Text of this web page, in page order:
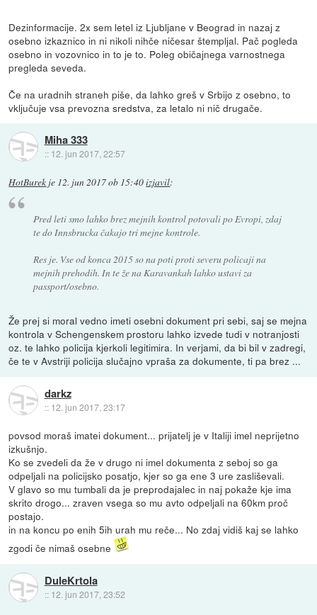
Dezinformacije. 2x sem letel iz Ljubljane v Beograd in nazaj z
osebno izkaznico in ni nikoli nihče ničesar štempljal. Pač pogleda
osebno in vozovnico in to je to. Poleg običajnega varnostnega
pregleda seveda.
Če na uradnih straneh piše, da lahko greš v Srbijo z osebno, to
vključuje vsa prevozna sredstva, za letalo ni nič drugače.
Miha 333
:: 12. jun 2017, 22:57
HotBurek je 12. jun 2017 ob 15:40izjavil:
Pred leti smo lahko brez mejnih kontrol potovali po Evropi, zdaj
te do Innsbrucka čakajo tri mejne kontrole.
Res je. Vse od konca 2015 so na poti proti severu policaji na
mejnih prehodih. In te že na Karavankah lahko ustavi za
passport/osebno.
Že prej si moral vedno imeti osebni dokument pri sebi, saj se mejna
kontrola v Schengenskem prostoru lahko izvede tudi v notranjosti
oz. te lahko policija kjerkoli legitimira. In verjami, da bi bil v zadregi,
če te v Avstriji policija slučajno vpraša za dokumente, ti pa brez ...
darkz
:: 12. jun 2017, 23:17
povsod moraš imatei dokument... prijatelj je v Italiji imel neprijetno
izkušnjo.
Ko se zvedeli da že v drugo ni imel dokumenta z seboj so ga
odpeljali na policijsko posatjo, kjer so ga ene 3 ure zasliševali.
V glavo so mu tumbali da je preprodajalec in naj pokaže kje ima
skrito drogo... zraven vsega so mu avto odpeljali na 60km proč
postajo.
in na koncu po enih 5ih urah mu reče... No zdaj vidiš kaj se lahko
zgodi če nimaš osebne
DuleKrtola
:: 12. jun 2017, 23:52